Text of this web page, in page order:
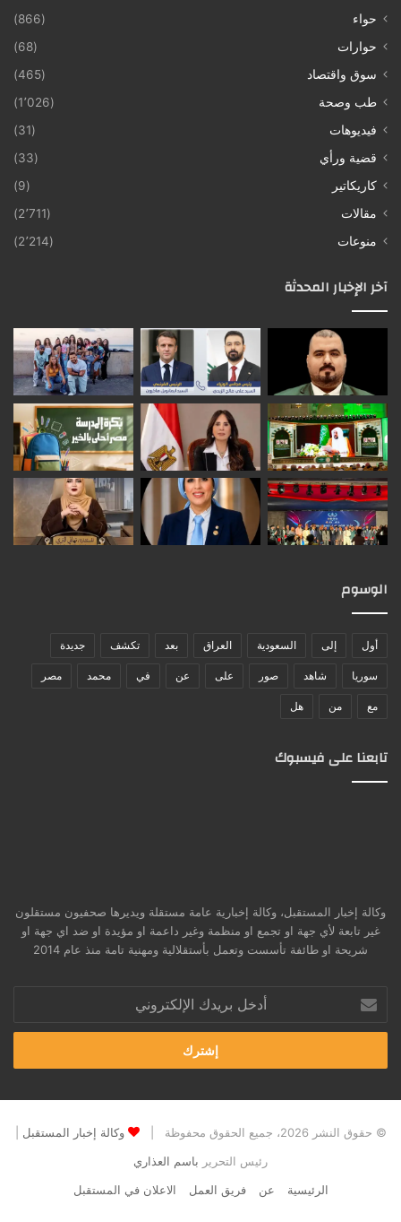
حواء
(866)
حوارات
(68)
سوق واقتصاد
(465)
طب وصحة
(1٬026)
فيديوهات
(31)
قضية ورأي
(33)
كاريكاتير
(9)
مقالات
(2٬711)
منوعات
(2٬214)
آخر الإخبار المحدثة
الوسوم
أول إلى السعودية العراق بعد تكشف جديدة
سوريا شاهد صور على عن في محمد مصر
مع من هل
تابعنا على فيسبوك
وكالة إخبار المستقبل، وكالة إخبارية عامة مستقلة ويديرها صحفيون مستقلون
غير تابعة لأي جهة او تجمع او منظمة وغير داعمة او مؤيدة او ضد اي جهة او
شريحة او طائفة تأسست وتعمل بأستقلالية ومهنية تامة منذ عام 2014
بريدك
الإلكتروني
© حقوق النشر 2026، جميع الحقوق محفوظة | وكالة إخبار المستقبل
رئيس التحرير باسم العذاري
الرئيسية
عن فريق العمل الاعلان في المستقبل